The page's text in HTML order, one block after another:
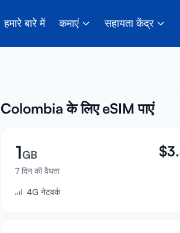
हमारे बारे में कमाएं सहायता केंद्र
Colombia के लिए eSIM पाएं
1GB
7 दिन की वैधता
$
4G नेटवर्क